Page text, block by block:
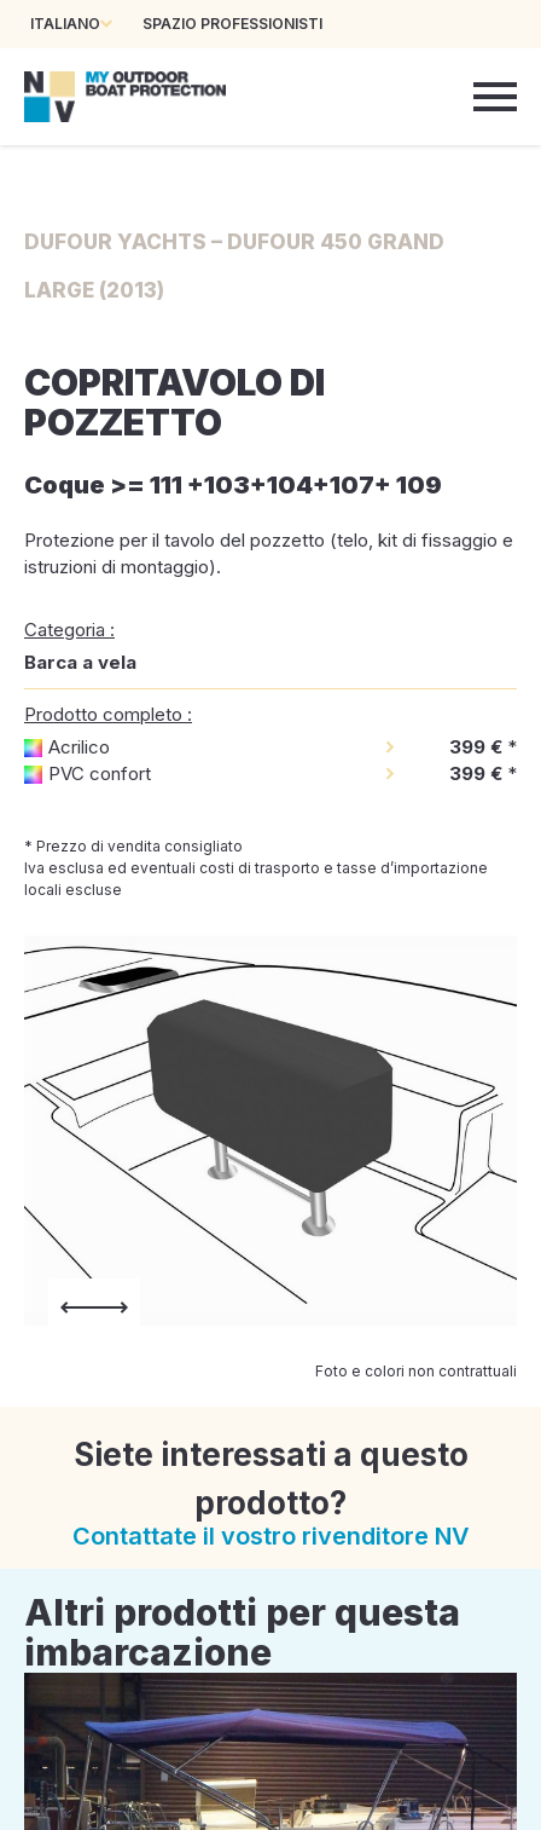
ITALIANO SPAZIO PROFESSIONISTI
DUFOUR YACHTS – DUFOUR 450 GRAND
LARGE (2013)
COPRITAVOLO DI
POZZETTO
Coque >= 111 +103+104+107+ 109
Protezione per il tavolo del pozzetto (telo, kit di fissaggio e
istruzioni di montaggio).
Categoria :
Barca a vela
Prodotto completo :
Acrilico
399 € *
PVC confort
399 € *
* Prezzo di vendita consigliato
Iva esclusa ed eventuali costi di trasporto e tasse d’importazione
locali escluse
Foto e colori non contrattuali
Siete interessati a questo
prodotto?
Contattate il vostro rivenditore NV
Altri prodotti per questa
imbarcazione